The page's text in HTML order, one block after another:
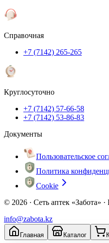
Справочная
+7 (7142) 265-265
Круглосуточно
+7 (7142) 57-66-58
+7 (7142) 53-86-83
Документы
Пользовательское
Политика
Cookie
© 2026 · Сеть аптек «Забота»
info@zabota.kz
Главная Каталог